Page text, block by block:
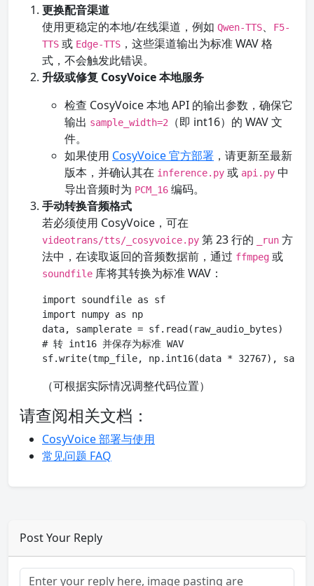
更换配音渠道
使用更稳定的本地/在线渠道，例如 Qwen-TTS、
F5-
TTS 或 Edge-TTS ，这些渠道输出为标准 WAV 格
式，不会触发此错误。
升级或修复 CosyVoice 本地服务
检查 CosyVoice 本地 API 的输出参数，确保它
输出 sample_width=2
（即 int16）的 WAV 文
件。
如果使用 CosyVoice 官方部署 ，请更新至最新
版本，并确认其在 inference.py 或 api.py 中
导出音频时为 PCM_16 编码。
手动转换音频格式
若必须使用 CosyVoice，可在
videotrans/tts/_cosyvoice.py 第 23 行的 _run 方
法中，在读取返回的音频数据前，通过 ffmpeg 或
soundfile 库将其转换为标准 WAV：
import soundfile as sf
import numpy as np
data, samplerate = sf.read(raw_audio_bytes)
# 转 int16 并保存为标准 WAV
sf.write(tmp_file, np.int16(data * 32767),
（可根据实际情况调整代码位置）
请查阅相关文档：
CosyVoice 部署与使用
常见问题 FAQ
Post Your Reply